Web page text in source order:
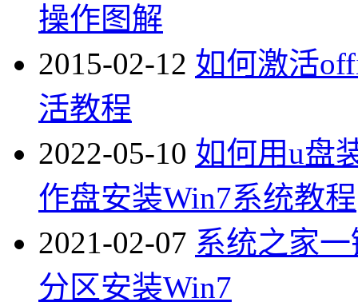
操作图解
2015-02-12 如何激活
活教程
2022-05-10 如何用u盘
作盘安装Win7系统教程
2021-02-07 系统之家
分区安装Win7